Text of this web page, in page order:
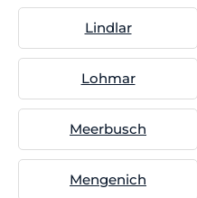
Lindlar
Lohmar
Meerbusch
Mengenich